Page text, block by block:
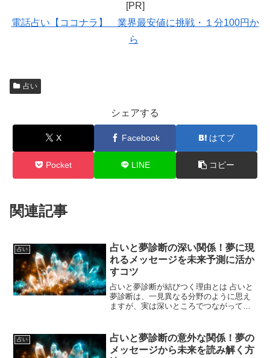
[PR]
電話占い【ココナラ】 業界最安値に挑戦・１分100円か
ら
占い
シェアする
X Facebook はてブ
Pocket LINE コピー
関連記事
占い
占いと夢診断の深い関係！夢に現
れるメッセージを未来予測に活か
すコツ
占いと夢診断が結びつく理由とは 占いと
夢診断は、一見異なる分野のように思え
ますが、実は深いところでつながってい
としているからです。占いは星やカー
ド、数秘術などの道具を使...
占い
占いと夢診断の意外な関係！夢の
メッセージから未来を読み解く方